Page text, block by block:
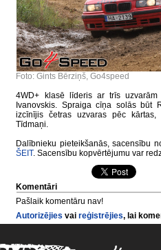
Foto: Gints Bērziņš, Go4speed
4WD+ klasē līderis ar trīs
Ivanovskis. Spraiga cīņa solās būt
izcīnījis četras uzvaras pēc
Tīdmaņi.
Dalībnieku pieteikšanās, sacensību
ŠEIT. Sacensību kopvērtējumu var
Komentāri
Pašlaik komentāru nav!
Autorizējies vaireģistrējies, lai